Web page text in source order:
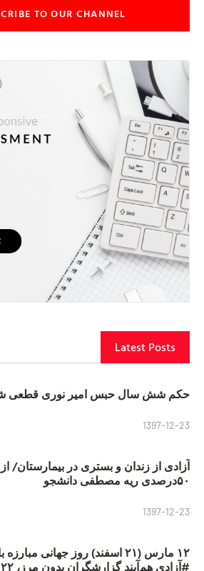
TO OUR CHANNEL
Latest Posts
حکم شش سال حبس امیر نوری قطعی
1397-12-23
آزادی از زندان و بستری در بیمارستان/
۵۰درصدی ریه مصطفی دانشجو
1397-12-23
۱۲ مارس (۲۱ اسفند) روز جهانی